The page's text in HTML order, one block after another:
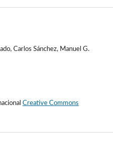
Carlos Sánchez, Manuel G.
Creative Commons